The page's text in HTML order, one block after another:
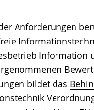
Anforderungen
Information
bildet das